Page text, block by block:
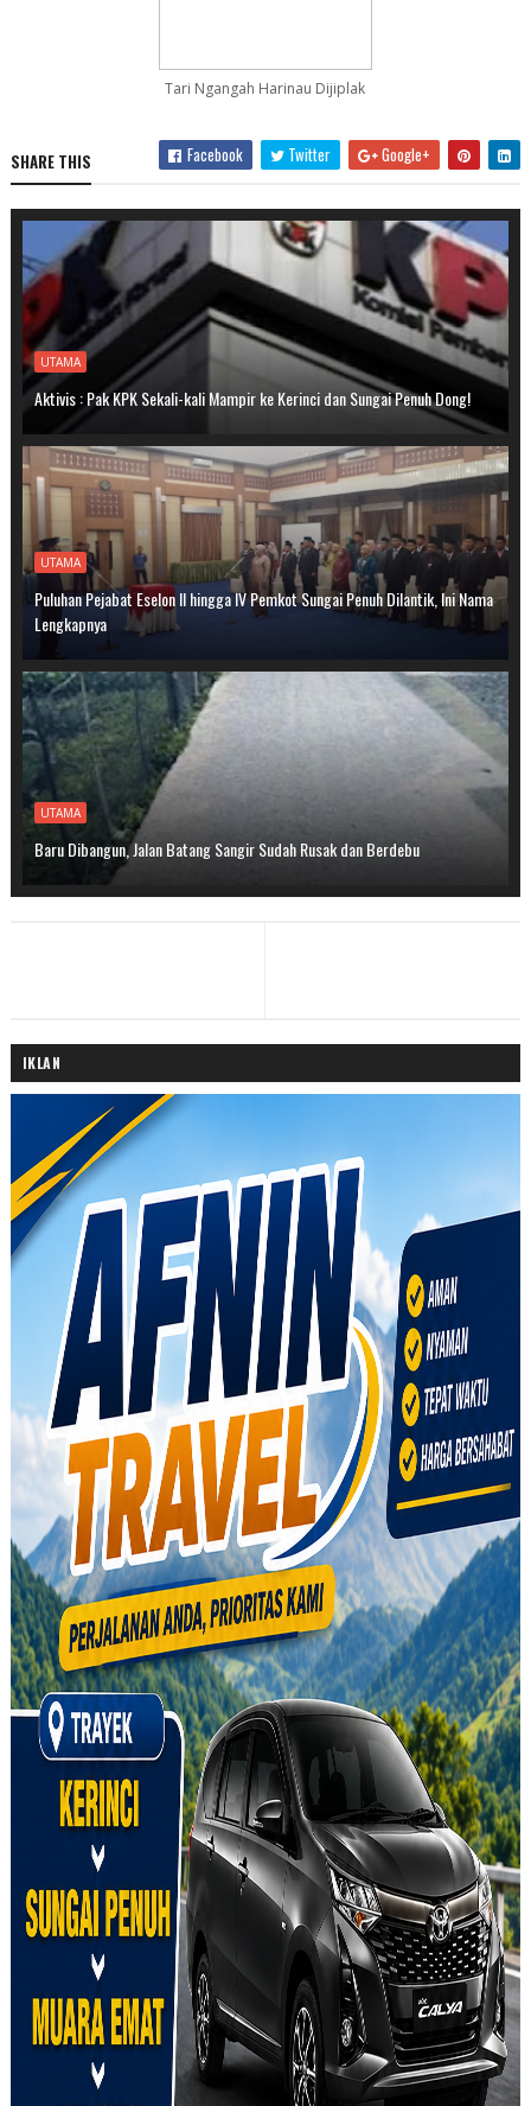
Tari Ngangah Harinau Dijiplak
SHARE THIS Facebook Twitter Google+
UTAMA
Aktivis : Pak KPK Sekali-kali Mampir ke Kerinci dan Sungai Penuh Dong!
UTAMA
Puluhan Pejabat Eselon II hingga IV Pemkot Sungai Penuh Dilantik, Ini Nama
Lengkapnya
UTAMA
Baru Dibangun, Jalan Batang Sangir Sudah Rusak dan Berdebu
IKLAN